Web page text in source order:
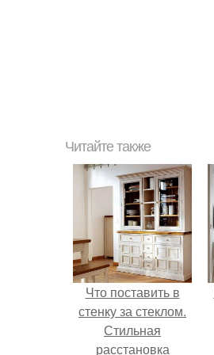
Читайте также
Что поставить в
стенку за стеклом.
Стильная
расстановка